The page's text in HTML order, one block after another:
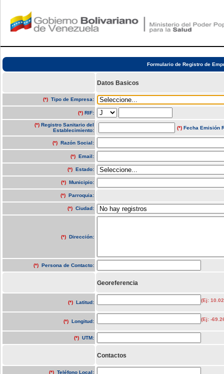
Formulario de Registro de
Datos Basicos
(*) Tipo de Empresa:
(*) RIF:
(*) Registro Sanitario del
Establecimiento: (*) Fecha Emisión
(*) Razón Social:
(*) Email:
(*) Estado:
(*) Municipio:
(*) Parroquia:
(*) Ciudad:
(*) Dirección:
(*) Persona de Contacto:
Georeferencia
(*) Latitud: (Ej:
(*) Longitud: (Ej: -
(*) UTM:
Contactos
(*) Teléfono Local: